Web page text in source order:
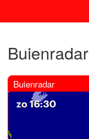
Buienradar
Buienradar